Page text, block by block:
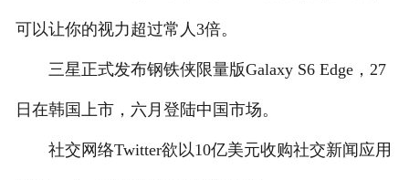
可以让你的视力超过常人3倍。
三星正式发布钢铁侠限量版Galaxy S6 Edge，27
日在韩国上市，六月登陆中国市场。
社交网络Twitter欲以10亿美元收购社交新闻应用